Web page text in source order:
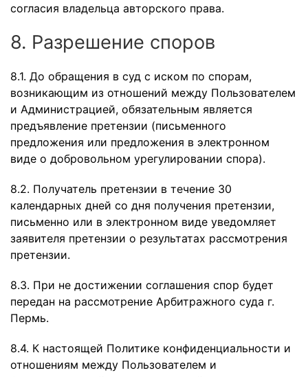
согласия владельца авторского права.
8. Разрешение споров
8.1. До обращения в суд с иском по спорам,
возникающим из отношений между Пользователем
и Администрацией, обязательным является
предъявление претензии (письменного
предложения или предложения в электронном
виде о добровольном урегулировании спора).
8.2. Получатель претензии в течение 30
календарных дней со дня получения претензии,
письменно или в электронном виде уведомляет
заявителя претензии о результатах рассмотрения
претензии.
8.3. При не достижении соглашения спор будет
передан на рассмотрение Арбитражного суда г.
Пермь.
8.4. К настоящей Политике конфиденциальности и
отношениям между Пользователем и